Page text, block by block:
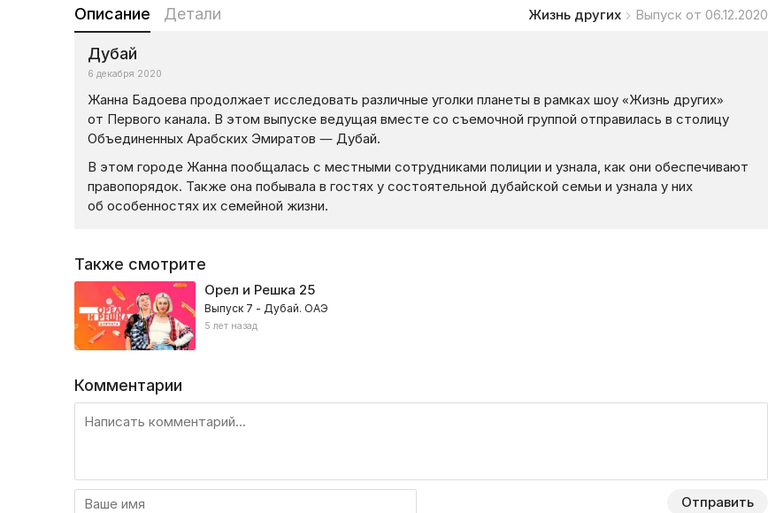
Описание Детали Жизнь других Выпуск от 06.12.2020
Дубай
6 декабря 2020
Жанна Бадоева продолжает исследовать различные уголки планеты в рамках шоу «Жизнь других»
от Первого канала. В этом выпуске ведущая вместе со съемочной группой отправилась в столицу
Объединенных Арабских Эмиратов — Дубай.
В этом городе Жанна пообщалась с местными сотрудниками полиции и узнала, как они обеспечивают
правопорядок. Также она побывала в гостях у состоятельной дубайской семьи и узнала у них
об особенностях их семейной жизни.
Также смотрите
Орел и Решка 25
Выпуск 7 - Дубай. ОАЭ
5 лет назад
Комментарии
Отправить